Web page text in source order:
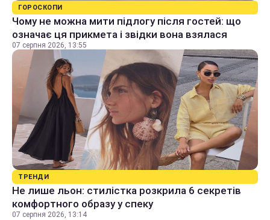
ГОРОСКОПИ
Чому не можна мити підлогу після гостей: що
означає ця прикмета і звідки вона взялася
07 серпня 2026, 13:55
ТРЕНДИ
Не лише льон: стилістка розкрила 6 секретів
комфортного образу у спеку
07 серпня 2026, 13:14